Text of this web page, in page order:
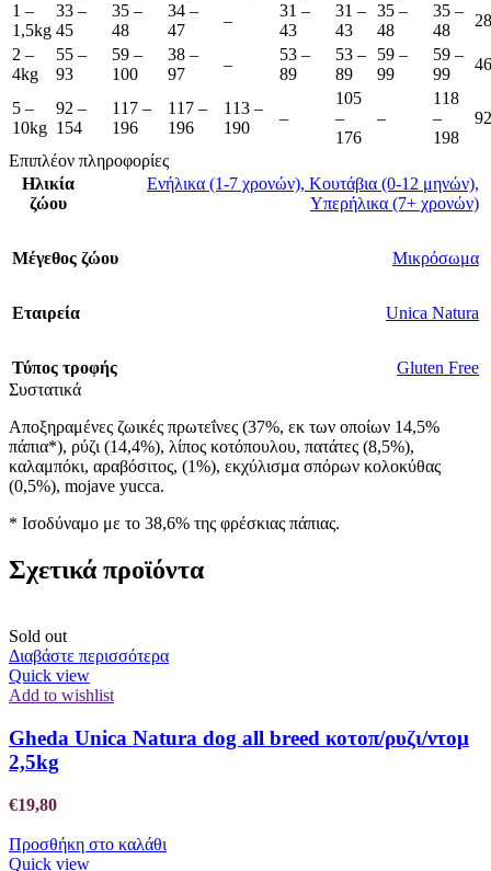
1 –
1,5kg
33 –
45
35 –
48
34 –
47
–
31 –
43
31 –
43
35 –
48
35 –
48
2 –
4kg
55 –
93
59 –
100
38 –
97
–
53 –
89
53 –
89
59 –
99
59 –
99
5 –
10kg
92 –
154
117 –
196
117 –
196
113 –
190
–
105
–
176
–
118
–
198
Επιπλέον πληροφορίες
Ηλικία
ζώου
Ενήλικα (1-7 χρονών), Κουτάβια (0-12 μηνών),
Υπερήλικα (7+ χρονών)
Μέγεθος ζώου Μικρόσωμα
Εταιρεία Unica Natura
Τύπος τροφής
Gluten Free
Συστατικά
Αποξηραμένες ζωικές πρωτεΐνες (37%, εκ των οποίων 14,5%
πάπια*), ρύζι (14,4%), λίπος κοτόπουλου, πατάτες (8,5%),
καλαμπόκι, αραβόσιτος, (1%), εκχύλισμα σπόρων κολοκύθας
(0,5%), mojave yucca.
* Ισοδύναμο με το 38,6% της φρέσκιας πάπιας.
Σχετικά προϊόντα
Sold out
Διαβάστε περισσότερα
Quick view
Add to wishlist
Gheda Unica Natura dog all breed κοτοπ/ρυζι/ντομ
2,5kg
€19,80
Προσθήκη στο καλάθι
Quick view